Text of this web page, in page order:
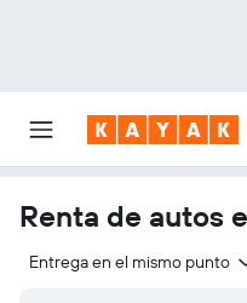
Renta de autos
Entrega en el mismo punto